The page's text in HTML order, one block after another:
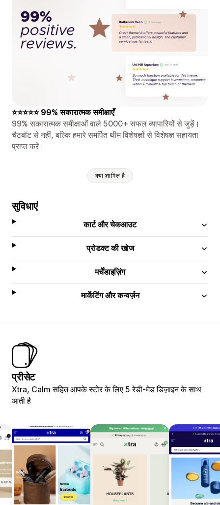
⭐⭐⭐⭐⭐ 99% सकारात्मक समीक्षाएँ
99% सकारात्मक समीक्षाओं वाले 5000+ सफल व्यापारियों से जुड़ें।
चैटबॉट से नहीं, बल्कि हमारे समर्पित थीम विशेषज्ञों से विशेषज्ञ सहायता
प्राप्त करें।
क्या शामिल है
सुविधाएं
कार्ट और चेकआउट
प्रोडक्ट की खोज
मर्चेंडाइज़िंग
मार्केटिंग और कन्वर्ज़न
प्रीसेट
Xtra, Calm सहित आपके स्टोर के लिए 5 रेडी-मेड डिज़ाइन के साथ
आती है